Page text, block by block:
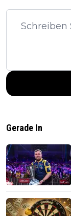
Gerade In